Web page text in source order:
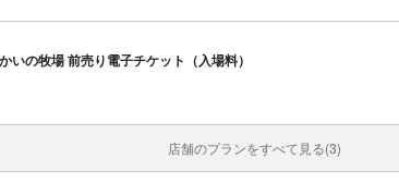
いの牧場 前売り電子チケット（入場料）
店舗のプランをすべて見る(3)